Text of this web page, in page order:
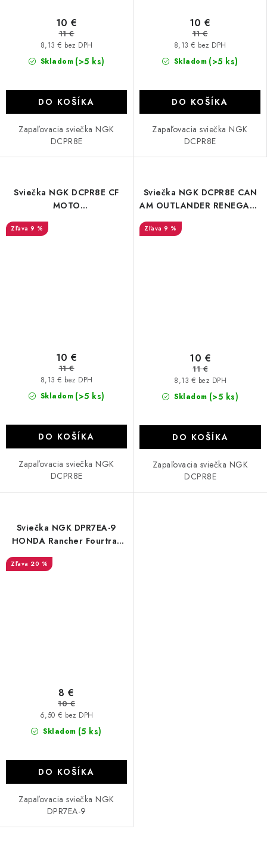
Skladom (>5 ks)
8,13 € bez DPH
10 €
11 €
DO KOŠÍKA
Zapaľovacia sviečka NGK
DCPR8E
Skladom (>5 ks)
8,13 € bez DPH
10 €
11 €
DO KOŠÍKA
Zapaľovacia sviečka NGK
DCPR8E
Sviečka NGK DCPR8E CF
MOTO
450/520/550/625/850/1000
9 %
Skladom (>5 ks)
8,13 € bez DPH
10 €
11 €
DO KOŠÍKA
Zapaľovacia sviečka NGK
DCPR8E
Sviečka NGK DCPR8E CAN
AM OUTLANDER RENEGADE
TRAXTER
450/500/570/650/850/1000
9 %
Skladom (>5 ks)
8,13 € bez DPH
10 €
11 €
DO KOŠÍKA
Zapaľovacia sviečka NGK
DCPR8E
Sviečka NGK DPR7EA-9
HONDA Rancher Fourtrax
400/420/500
20 %
Skladom (5 ks)
6,50 € bez DPH
8 €
10 €
DO KOŠÍKA
Zapaľovacia sviečka NGK
DPR7EA-9